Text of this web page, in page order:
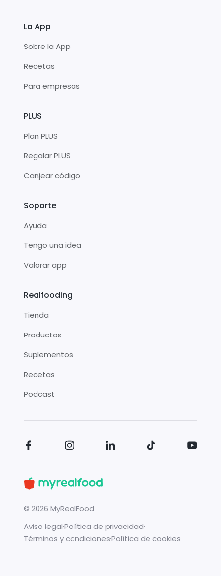
La App
Sobre la App
Recetas
Para empresas
PLUS
Plan PLUS
Regalar PLUS
Canjear código
Soporte
Ayuda
Tengo una idea
Valorar app
Realfooding
Tienda
Productos
Suplementos
Recetas
Podcast
© 2026 MyRealFood
Aviso legal·Política de privacidad·
Términos y condiciones·Política de cookies